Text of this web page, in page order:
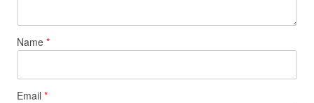
Name *
Email *